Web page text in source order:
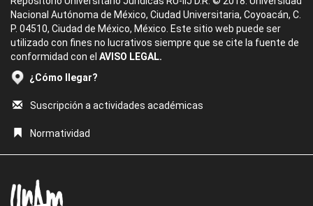
Nacional Autónoma de México, Ciudad Universitaria, Coyoacán, C.
P. 04510, Ciudad de México, México. Este sitio web puede ser
utilizado con fines no lucrativos siempre que se cite la fuente de
conformidad con el AVISO LEGAL.
¿Cómo llegar?
Suscripción a actividades académicas
Normatividad